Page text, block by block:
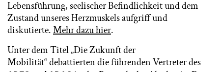
Lebensführung, seelischer Befindlichkeit und dem
Zustand unseres Herzmuskels aufgriff und
diskutierte.Mehr dazu hier.
Unter dem Titel „Die Zukunft der
Mobilität“ debattierten die führenden Vertreter des